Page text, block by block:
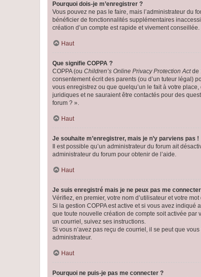
Pourquoi dois-je m’enregistrer ?
Vous pouvez ne pas le faire, mais l’administrateur du
bénéficier de fonctionnalités supplémentaires
création d’un compte est rapide et vivement conseillée.
Haut
Que signifie COPPA ?
COPPA (ou Children’s Online Privacy Protection Actde
consentement écrit des parents (ou d’un tuteur légal)
vous enregistrez ou que quelqu’un le fait à votre
juridiques et ne sauraient être contactés pour des
forum ? ».
Haut
Je souhaite m’enregistrer, mais je n’y parviens pas !
Il est possible qu’un administrateur du forum ait
administrateur du forum pour obtenir de l’aide.
Haut
Je suis enregistré mais je ne peux pas me
Vérifiez, en premier, votre nom d’utilisateur et votre
Si la gestion COPPA est active et si vous avez
que toute nouvelle création de compte soit activée par
un courriel, suivez ses instructions.
Si vous n’avez pas reçu de courriel, il se peut que
administrateur.
Haut
Pourquoi ne puis-je pas me connecter ?